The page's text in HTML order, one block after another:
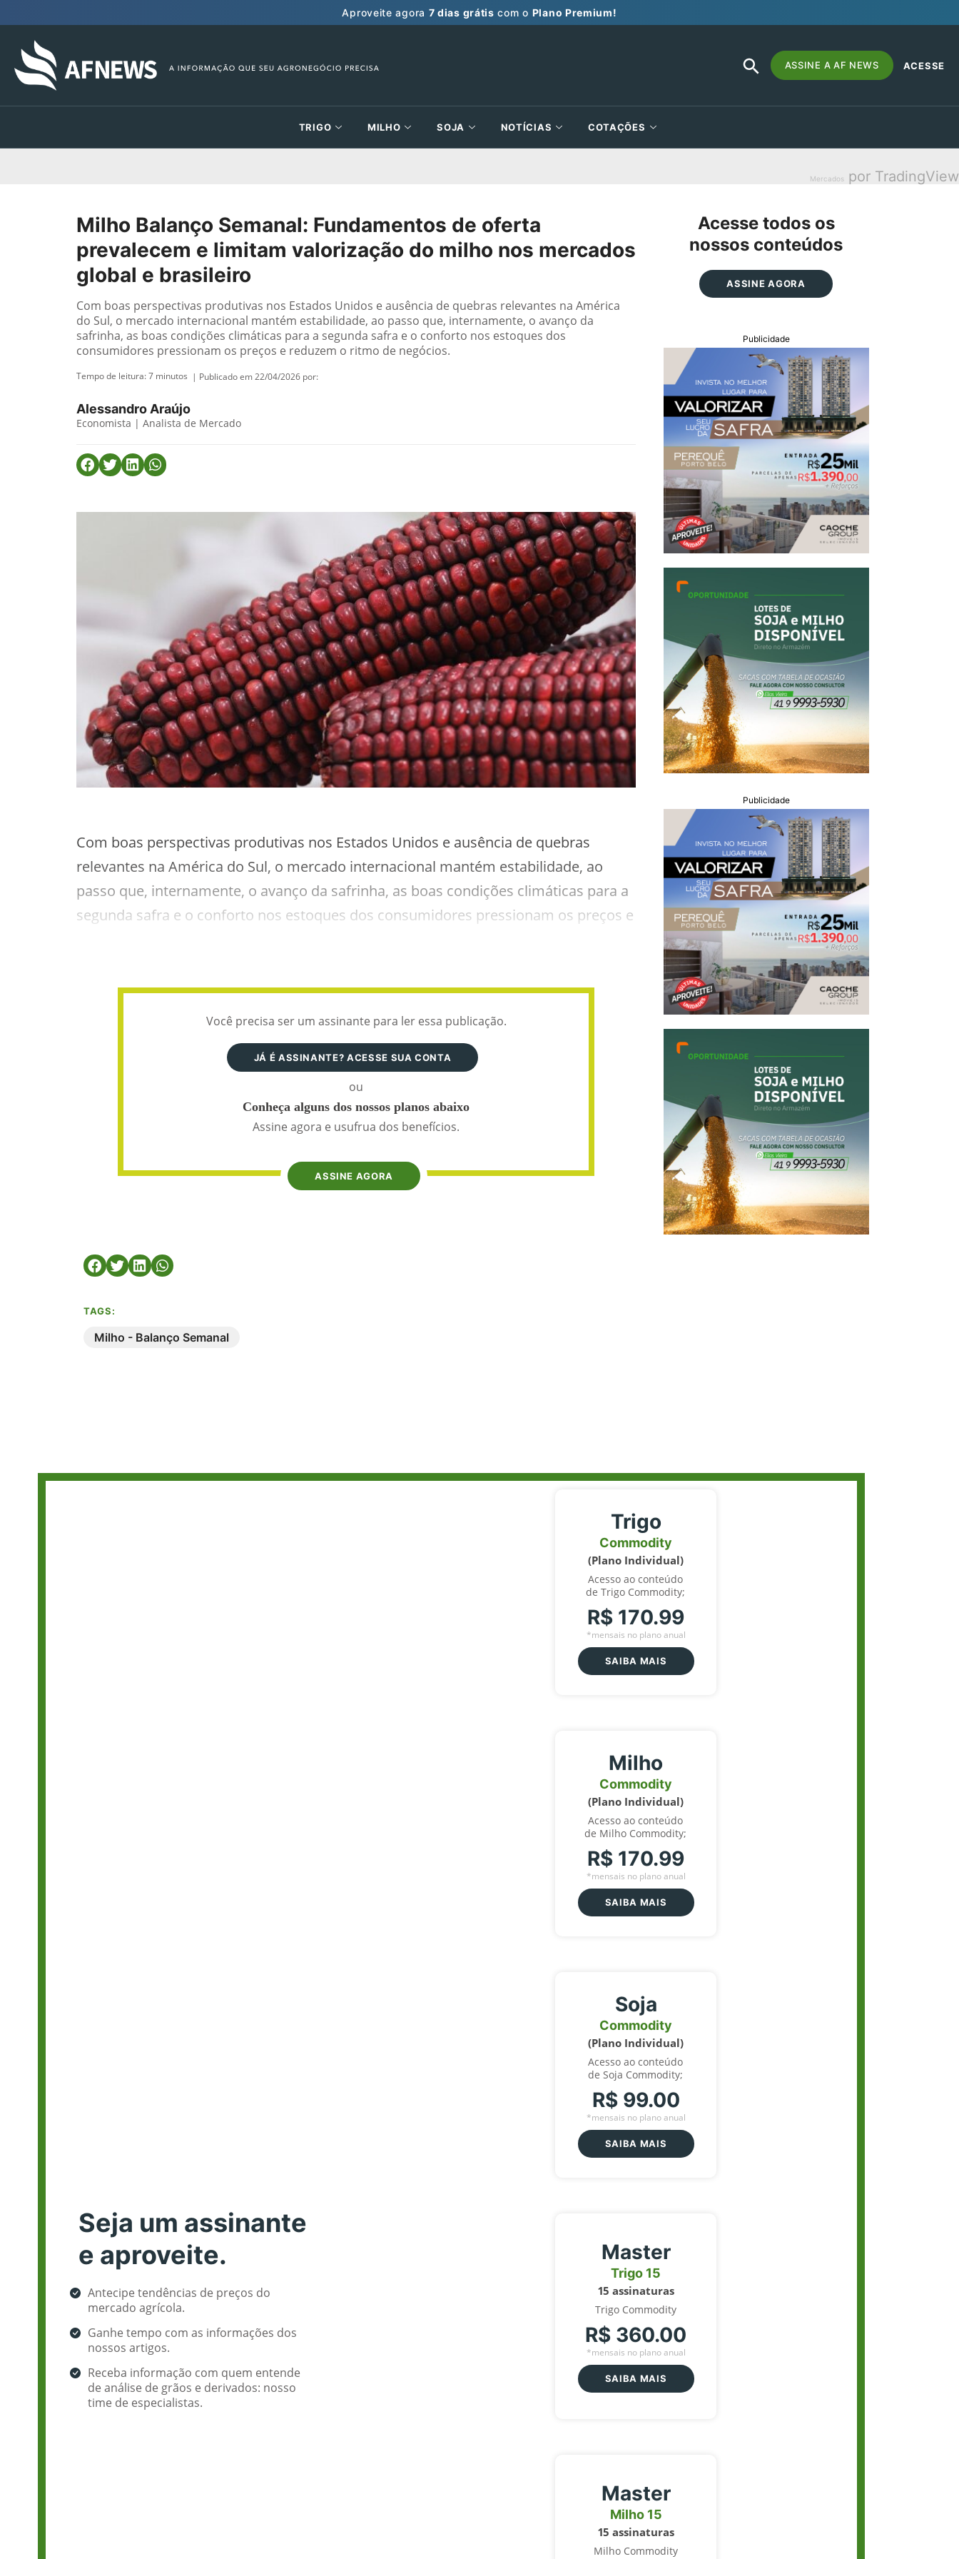
Aproveite agora 7 dias grátis com o Plano Premium!
Search
for:
SEARCH
BUTTON
ASSINE A AF NEWS ACESSE
TRIGO MILHO SOJA NOTÍCIAS COTAÇÕES
Mercados por TradingView
Milho Balanço Semanal: Fundamentos de oferta
prevalecem e limitam valorização do milho nos mercados
global e brasileiro
Com boas perspectivas produtivas nos Estados Unidos e ausência de quebras relevantes na América
do Sul, o mercado internacional mantém estabilidade, ao passo que, internamente, o avanço da
safrinha, as boas condições climáticas para a segunda safra e o conforto nos estoques dos
consumidores pressionam os preços e reduzem o ritmo de negócios.
Tempo de leitura:7 minutos | Publicado em 22/04/2026 por:
Alessandro Araújo
Economista | Analista de Mercado
Com boas perspectivas produtivas nos Estados Unidos e ausência de quebras
relevantes na América do Sul, o mercado internacional mantém estabilidade, ao
passo que, internamente, o avanço da safrinha, as boas condições climáticas para a
segunda safra e o conforto nos estoques dos consumidores pressionam os preços e
Você precisa ser um assinante para ler essa publicação.
JÁ É ASSINANTE? ACESSE SUA CONTA
ou
Conheça alguns dos nossos planos abaixo
Assine agora e usufrua dos benefícios.
ASSINE AGORA
TAGS:
Milho - Balanço Semanal
Acesse todos os
nossos conteúdos
ASSINE AGORA
Publicidade
Publicidade
Seja um assinante
e aproveite.
Antecipe tendências de preços do
mercado agrícola.
Ganhe tempo com as informações dos
nossos artigos.
Receba informação com quem entende
de análise de grãos e derivados: nosso
time de especialistas.
Trigo
Commodity
(Plano Individual)
Acesso ao conteúdo
de Trigo Commodity;
R$ 170.99
*mensais no plano anual
SAIBA MAIS
Milho
Commodity
(Plano Individual)
Acesso ao conteúdo
de Milho Commodity;
R$ 170.99
*mensais no plano anual
SAIBA MAIS
Soja
Commodity
(Plano Individual)
Acesso ao conteúdo
de Soja Commodity;
R$ 99.00
*mensais no plano anual
SAIBA MAIS
Master
Trigo 15
15 assinaturas
Trigo Commodity
R$ 360.00
*mensais no plano anual
SAIBA MAIS
Master
Milho 15
15 assinaturas
Milho Commodity